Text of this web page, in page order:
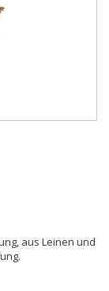
aus Leinen und